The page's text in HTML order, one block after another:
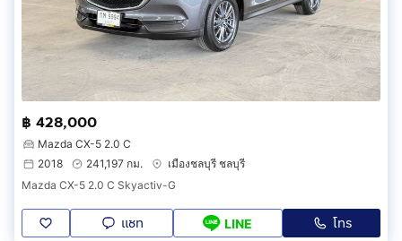
฿ 428,000
Mazda CX-5 2.0 C
2018
241,197 กม.
เมืองชลบุรี ชลบุรี
Mazda CX-5 2.0 C Skyactiv-G
แชท LINE โทร